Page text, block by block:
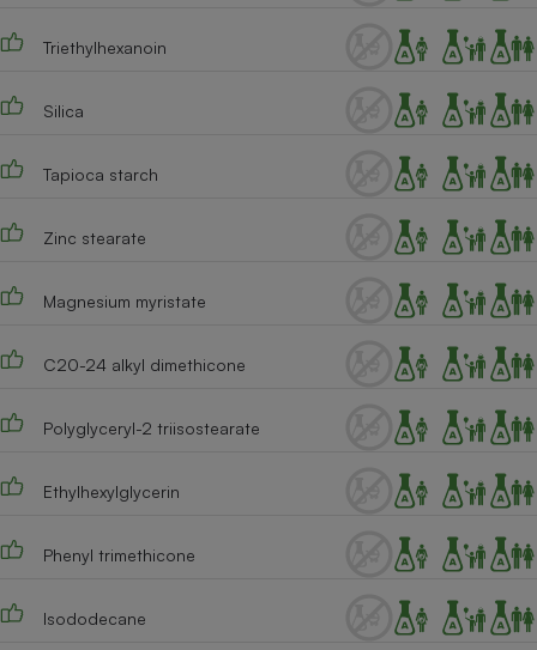
Triethylhexanoin
Silica
Tapioca starch
Zinc stearate
Magnesium myristate
C20-24 alkyl dimethicone
Polyglyceryl-2 triisostearate
Ethylhexylglycerin
Phenyl trimethicone
Isododecane
Plaque de cuisson à
Climatiseur -
Cafetière à expressos
Smartphone
Climatiseur -
Ventilateur